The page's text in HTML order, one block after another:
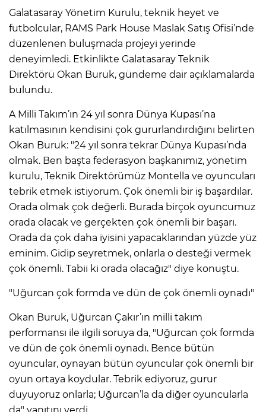
Galatasaray Yönetim Kurulu, teknik heyet ve
futbolcular, RAMS Park House Maslak Satış Ofisi’nde
düzenlenen buluşmada projeyi yerinde
deneyimledi. Etkinlikte Galatasaray Teknik
Direktörü Okan Buruk, gündeme dair açıklamalarda
bulundu.
A Milli Takım’ın 24 yıl sonra Dünya Kupası’na
katılmasının kendisini çok gururlandırdığını belirten
Okan Buruk: "24 yıl sonra tekrar Dünya Kupası’nda
olmak. Ben başta federasyon başkanımız, yönetim
kurulu, Teknik Direktörümüz Montella ve oyuncuları
tebrik etmek istiyorum. Çok önemli bir iş başardılar.
Orada olmak çok değerli. Burada birçok oyuncumuz
orada olacak ve gerçekten çok önemli bir başarı.
Orada da çok daha iyisini yapacaklarından yüzde yüz
eminim. Gidip seyretmek, onlarla o desteği vermek
çok önemli. Tabii ki orada olacağız" diye konuştu.
"Uğurcan çok formda ve dün de çok önemli oynadı"
Okan Buruk, Uğurcan Çakır’ın milli takım
performansı ile ilgili soruya da, "Uğurcan çok formda
ve dün de çok önemli oynadı. Bence bütün
oyuncular, oynayan bütün oyuncular çok önemli bir
oyun ortaya koydular. Tebrik ediyoruz, gurur
duyuyoruz onlarla; Uğurcan’la da diğer oyuncularla